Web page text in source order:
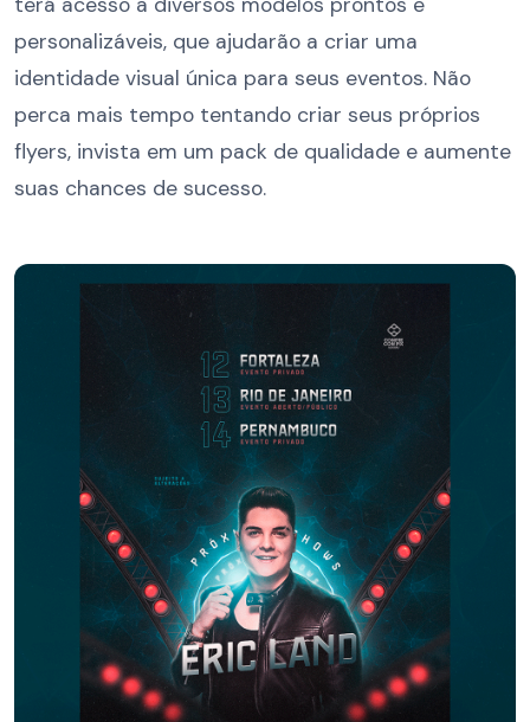
personalizáveis, que ajudarão a criar uma
identidade visual única para seus eventos. Não
perca mais tempo tentando criar seus próprios
flyers, invista em um pack de qualidade e aumente
suas chances de sucesso.